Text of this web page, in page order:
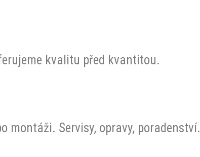
kvalitu před kvantitou.
montáži. Servisy, opravy, poradenství.